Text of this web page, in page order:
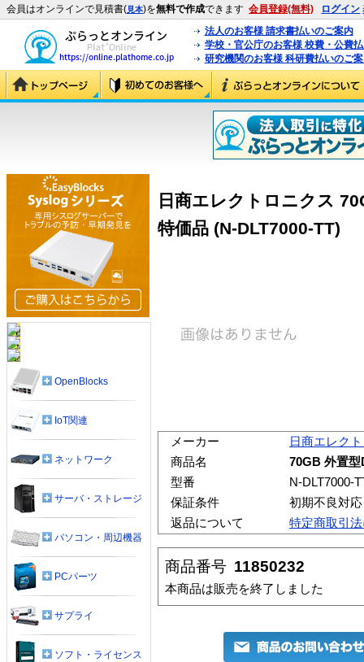
会員はオンラインで見積書(見本)を無料で作成できます 会員登録(無料) ログイン
法人のお客様 請求書払いのご案内
学校・官公庁のお客様 校費・公費
研究機関のお客様 科研費払いのご
日商エレクトロニクス
特価品 (N-DLT7000-TT)
メーカー
日商エレク
商品名
70GB 外置型
型番
N-DLT7000-
保証条件
初期不良対
返品について
特定商取引
商品番号 11850232
本商品は販売を終了しました
OpenBlocks
IoT関連
ネットワーク
サーバ・ストレージ
パソコン・周辺機器
PCパーツ
サプライ
ソフト・ライセンス